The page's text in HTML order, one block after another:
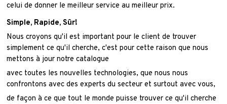
celui de donner le meilleur service au meilleur prix.
Simple, Rapide, Sûr!
Nous croyons qu'il est important pour le client de trouver
simplement ce qu'il cherche, c'est pour cette raison que nous
mettons à jour notre catalogue
avec toutes les nouvelles technologies, que nous nous
confrontons avec des experts du secteur et surtout avec vous,
de façon à ce que tout le monde puisse trouver ce qu'il cherche